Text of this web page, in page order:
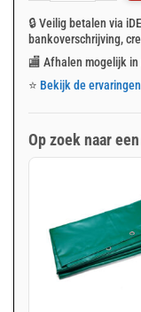
🔒 Veilig betalen via
bankoverschrijving,
🏬 Afhalen mogelijk
⭐ Bekijk de
Op zoek naar